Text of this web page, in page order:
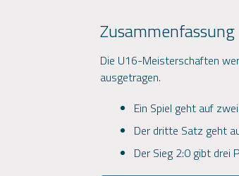
Zusammenfassung
Die U16-Meisterschaften
ausgetragen.
Ein Spiel geht auf
Der dritte Satz geht
Der Sieg 2:0 gibt drei